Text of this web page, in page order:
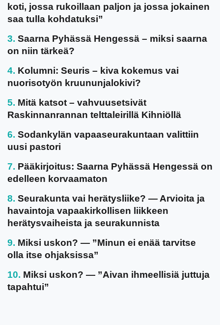
koti, jossa rukoillaan paljon ja jossa jokainen
saa tulla kohdatuksi”
Saarna Pyhässä Hengessä – miksi saarna
on niin tärkeä?
Kolumni: Seuris – kiva kokemus vai
nuorisotyön kruununjalokivi?
Mitä katsot – vahvuusetsivät
Raskinnanrannan telttaleirillä Kihniöllä
Sodankylän vapaaseurakuntaan valittiin
uusi pastori
Pääkirjoitus: Saarna Pyhässä Hengessä on
edelleen korvaamaton
Seurakunta vai herätysliike? — Arvioita ja
havaintoja vapaakirkollisen liikkeen
herätysvaiheista ja seurakunnista
Miksi uskon? — ”Minun ei enää tarvitse
olla itse ohjaksissa”
Miksi uskon? — ”Aivan ihmeellisiä juttuja
tapahtui”